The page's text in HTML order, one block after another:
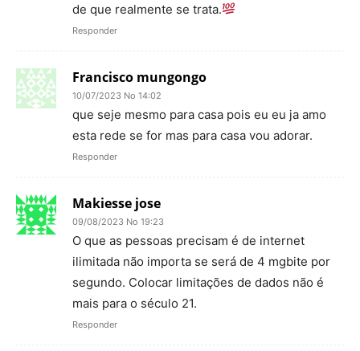
de que realmente se trata.
Responder
Francisco mungongo
10/07/2023 No 14:02
que seje mesmo para casa pois eu eu ja amo
esta rede se for mas para casa vou adorar.
Responder
Makiesse jose
09/08/2023 No 19:23
O que as pessoas precisam é de internet
ilimitada não importa se será de 4 mgbite por
segundo. Colocar limitações de dados não é
mais para o século 21.
Responder